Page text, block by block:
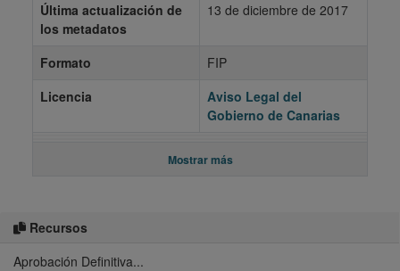
Recursos
Aprobación Definitiva...
Última actualización de
los metadatos
13 de diciembre de 2017
Formato
FIP
Licencia
Aviso Legal del
Gobierno de Canarias
Mostrar más